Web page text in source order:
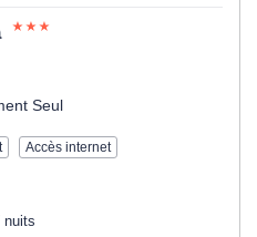
Seul
Accès internet
nuits